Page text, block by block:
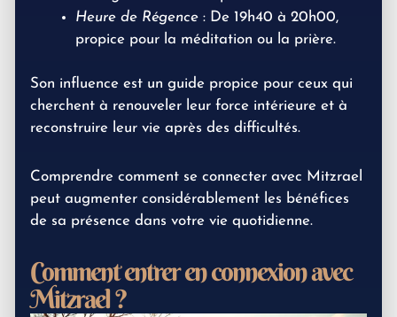
Heure de Régence : De 19h40 à 20h00,
propice pour la méditation ou la prière.
Son influence est un guide propice pour ceux qui
cherchent à renouveler leur force intérieure et à
reconstruire leur vie après des difficultés.
Comprendre comment se connecter avec Mitzrael
peut augmenter considérablement les bénéfices
de sa présence dans votre vie quotidienne.
Comment entrer en connexion avec
Mitzrael ?